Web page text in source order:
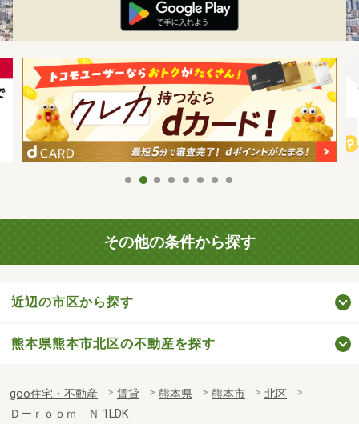
その他の条件から探す
近辺の市区から探す
熊本県熊本市北区の不動産を探す
goo住宅・不動産 賃貸 熊本県 熊本市
北区
Ｄーｒｏｏｍ Ｎ 1LDK